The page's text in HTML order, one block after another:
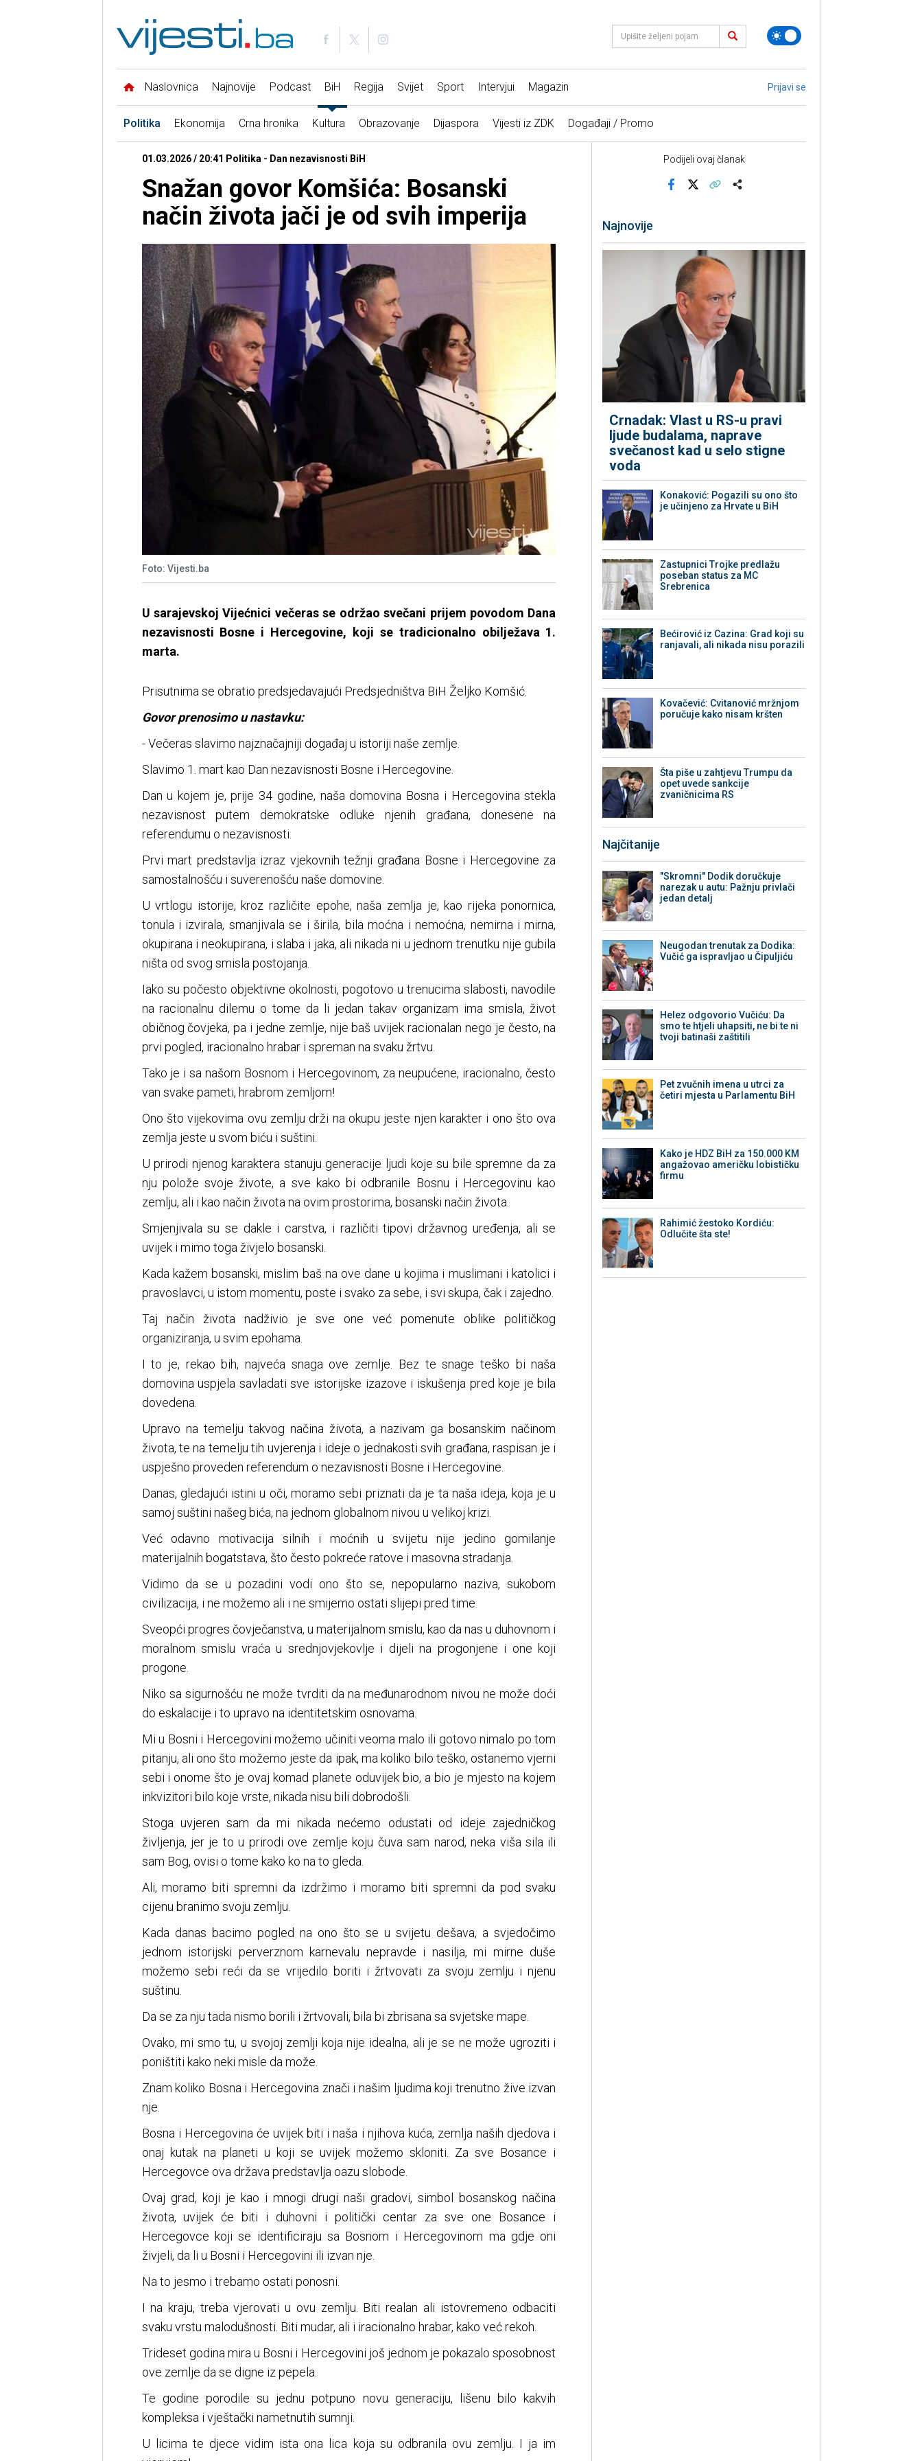
Naslovnica Najnovije Podcast BiH Regija Svijet Sport Intervjui Magazin Prijavi se
Politika Ekonomija Crna hronika Kultura Obrazovanje Dijaspora Vijesti iz ZDK Događaji / Promo
01.03.2026 / 20:41 Politika - Dan nezavisnosti BiH
Snažan govor Komšića: Bosanski
način života jači je od svih imperija
Foto: Vijesti.ba
U sarajevskoj Vijećnici večeras se održao svečani prijem povodom Dana
nezavisnosti Bosne i Hercegovine, koji se tradicionalno obilježava 1.
marta.
Prisutnima se obratio predsjedavajući Predsjedništva BiH Željko Komšić.
Govor prenosimo u nastavku:
- Večeras slavimo najznačajniji događaj u istoriji naše zemlje.
Slavimo 1. mart kao Dan nezavisnosti Bosne i Hercegovine.
Dan u kojem je, prije 34 godine, naša domovina Bosna i Hercegovina stekla
nezavisnost putem demokratske odluke njenih građana, donesene na
referendumu o nezavisnosti.
Prvi mart predstavlja izraz vjekovnih težnji građana Bosne i Hercegovine za
samostalnošću i suverenošću naše domovine.
U vrtlogu istorije, kroz različite epohe, naša zemlja je, kao rijeka ponornica,
tonula i izvirala, smanjivala se i širila, bila moćna i nemoćna, nemirna i mirna,
okupirana i neokupirana, i slaba i jaka, ali nikada ni u jednom trenutku nije gubila
ništa od svog smisla postojanja.
Iako su počesto objektivne okolnosti, pogotovo u trenucima slabosti, navodile
na racionalnu dilemu o tome da li jedan takav organizam ima smisla, život
običnog čovjeka, pa i jedne zemlje, nije baš uvijek racionalan nego je često, na
prvi pogled, iracionalno hrabar i spreman na svaku žrtvu.
Tako je i sa našom Bosnom i Hercegovinom, za neupućene, iracionalno, često
van svake pameti, hrabrom zemljom!
Ono što vijekovima ovu zemlju drži na okupu jeste njen karakter i ono što ova
zemlja jeste u svom biću i suštini.
U prirodi njenog karaktera stanuju generacije ljudi koje su bile spremne da za
nju polože svoje živote, a sve kako bi odbranile Bosnu i Hercegovinu kao
zemlju, ali i kao način života na ovim prostorima, bosanski način života.
Smjenjivala su se dakle i carstva, i različiti tipovi državnog uređenja, ali se
uvijek i mimo toga živjelo bosanski.
Kada kažem bosanski, mislim baš na ove dane u kojima i muslimani i katolici i
pravoslavci, u istom momentu, poste i svako za sebe, i svi skupa, čak i zajedno.
Taj način života nadživio je sve one već pomenute oblike političkog
organiziranja, u svim epohama.
I to je, rekao bih, najveća snaga ove zemlje. Bez te snage teško bi naša
domovina uspjela savladati sve istorijske izazove i iskušenja pred koje je bila
dovedena.
Upravo na temelju takvog načina života, a nazivam ga bosanskim načinom
života, te na temelju tih uvjerenja i ideje o jednakosti svih građana, raspisan je i
uspješno proveden referendum o nezavisnosti Bosne i Hercegovine.
Danas, gledajući istini u oči, moramo sebi priznati da je ta naša ideja, koja je u
samoj suštini našeg bića, na jednom globalnom nivou u velikoj krizi.
Već odavno motivacija silnih i moćnih u svijetu nije jedino gomilanje
materijalnih bogatstava, što često pokreće ratove i masovna stradanja.
Vidimo da se u pozadini vodi ono što se, nepopularno naziva, sukobom
civilizacija, i ne možemo ali i ne smijemo ostati slijepi pred time.
Sveopći progres čovječanstva, u materijalnom smislu, kao da nas u duhovnom i
moralnom smislu vraća u srednjovjekovlje i dijeli na progonjene i one koji
progone.
Niko sa sigurnošću ne može tvrditi da na međunarodnom nivou ne može doći
do eskalacije i to upravo na identitetskim osnovama.
Mi u Bosni i Hercegovini možemo učiniti veoma malo ili gotovo nimalo po tom
pitanju, ali ono što možemo jeste da ipak, ma koliko bilo teško, ostanemo vjerni
sebi i onome što je ovaj komad planete oduvijek bio, a bio je mjesto na kojem
inkvizitori bilo koje vrste, nikada nisu bili dobrodošli.
Stoga uvjeren sam da mi nikada nećemo odustati od ideje zajedničkog
življenja, jer je to u prirodi ove zemlje koju čuva sam narod, neka viša sila ili
sam Bog, ovisi o tome kako ko na to gleda.
Ali, moramo biti spremni da izdržimo i moramo biti spremni da pod svaku
cijenu branimo svoju zemlju.
Kada danas bacimo pogled na ono što se u svijetu dešava, a svjedočimo
jednom istorijski perverznom karnevalu nepravde i nasilja, mi mirne duše
možemo sebi reći da se vrijedilo boriti i žrtvovati za svoju zemlju i njenu
suštinu.
Da se za nju tada nismo borili i žrtvovali, bila bi zbrisana sa svjetske mape.
Ovako, mi smo tu, u svojoj zemlji koja nije idealna, ali je se ne može ugroziti i
poništiti kako neki misle da može.
Znam koliko Bosna i Hercegovina znači i našim ljudima koji trenutno žive izvan
nje.
Bosna i Hercegovina će uvijek biti i naša i njihova kuća, zemlja naših djedova i
onaj kutak na planeti u koji se uvijek možemo skloniti. Za sve Bosance i
Hercegovce ova država predstavlja oazu slobode.
Ovaj grad, koji je kao i mnogi drugi naši gradovi, simbol bosanskog načina
života, uvijek će biti i duhovni i politički centar za sve one Bosance i
Hercegovce koji se identificiraju sa Bosnom i Hercegovinom ma gdje oni
živjeli, da li u Bosni i Hercegovini ili izvan nje.
Na to jesmo i trebamo ostati ponosni.
I na kraju, treba vjerovati u ovu zemlju. Biti realan ali istovremeno odbaciti
svaku vrstu malodušnosti. Biti mudar, ali i iracionalno hrabar, kako već rekoh.
Trideset godina mira u Bosni i Hercegovini još jednom je pokazalo sposobnost
ove zemlje da se digne iz pepela.
Te godine porodile su jednu potpuno novu generaciju, lišenu bilo kakvih
kompleksa i vještački nametnutih sumnji.
U licima te djece vidim ista ona lica koja su odbranila ovu zemlju. I ja im
Podijeli ovaj članak
Najnovije
Crnadak: Vlast u RS-u pravi
ljude budalama, naprave
svečanost kad u selo stigne
voda
Konaković: Pogazili su ono što
je učinjeno za Hrvate u BiH
Zastupnici Trojke predlažu
poseban status za MC
Srebrenica
Bećirović iz Cazina: Grad koji su
ranjavali, ali nikada nisu porazili
Kovačević: Cvitanović mržnjom
poručuje kako nisam kršten
Šta piše u zahtjevu Trumpu da
opet uvede sankcije
zvaničnicima RS
Najčitanije
"Skromni" Dodik doručkuje
narezak u autu: Pažnju privlači
jedan detalj
Neugodan trenutak za Dodika:
Vučić ga ispravljao u Čipuljiću
Helez odgovorio Vučiću: Da
smo te htjeli uhapsiti, ne bi te ni
tvoji batinaši zaštitili
Pet zvučnih imena u utrci za
četiri mjesta u Parlamentu BiH
Kako je HDZ BiH za 150.000 KM
angažovao američku lobističku
firmu
Rahimić žestoko Kordiću:
Odlučite šta ste!